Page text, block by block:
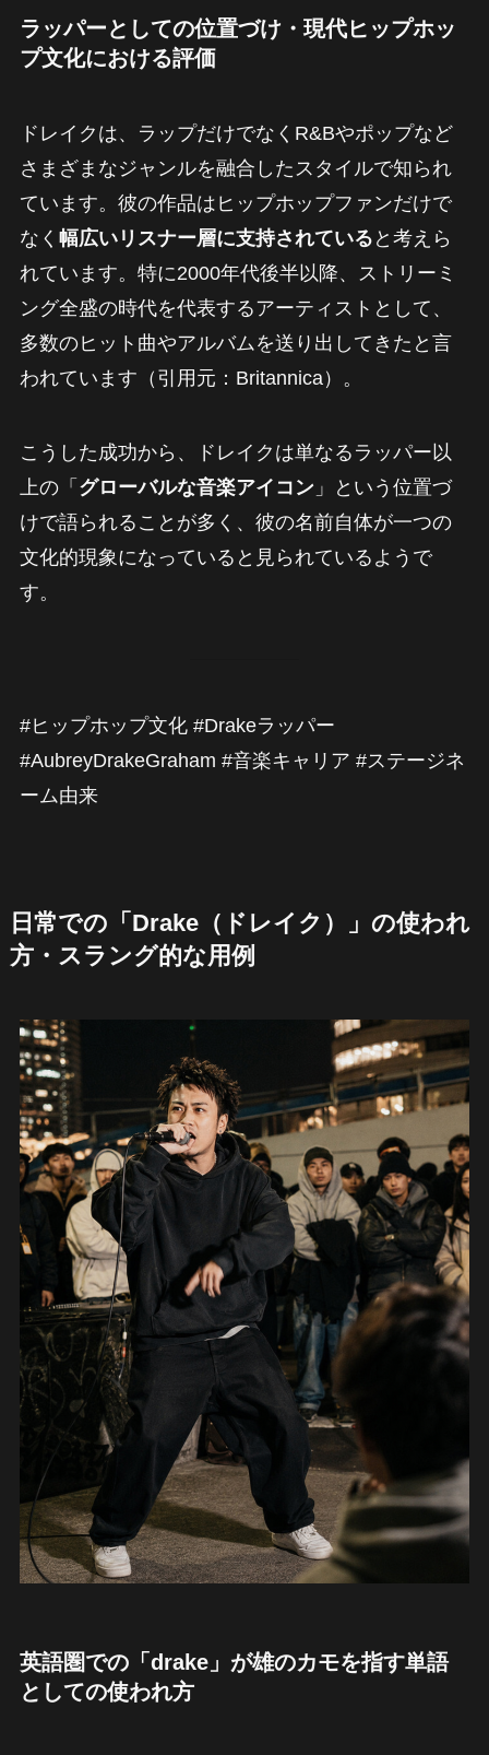
ラッパーとしての位置づけ・現代ヒップホッ
プ文化における評価
ドレイクは、ラップだけでなくR&Bやポップなど
さまざまなジャンルを融合したスタイルで知られ
ています。彼の作品はヒップホップファンだけで
なく 幅広いリスナー層に支持されている と考えら
れています。特に2000年代後半以降、ストリーミ
ング全盛の時代を代表するアーティストとして、
多数のヒット曲やアルバムを送り出してきたと言
われています（引用元：Britannica）。
こうした成功から、ドレイクは単なるラッパー以
上の「 グローバルな音楽アイコン」という位置づ
けで語られることが多く、彼の名前自体が一つの
文化的現象になっていると見られているようで
す。
#ヒップホップ文化 #Drakeラッパー
#AubreyDrakeGraham #音楽キャリア #ステージネ
ーム由来
日常での「Drake（ドレイク）」の使われ
方・スラング的な用例
英語圏での「drake」が雄のカモを指す単語
としての使われ方